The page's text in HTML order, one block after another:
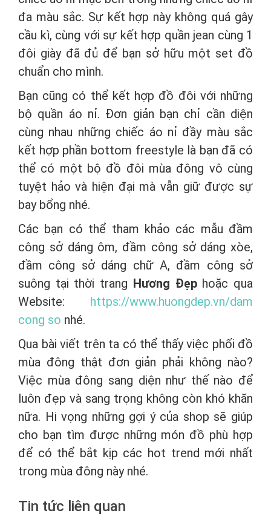
đa màu sắc. Sự kết hợp này không quá gây
cầu kì, cùng với sự kết hợp quần jean cùng 1
đôi giày đã đủ để bạn sở hữu một set đồ
chuẩn cho mình.
Bạn cũng có thể kết hợp đồ đôi với những
bộ quần áo nỉ. Đơn giản bạn chỉ cần diện
cùng nhau những chiếc áo nỉ đầy màu sắc
kết hợp phần bottom freestyle là bạn đã có
thể có một bộ đồ đôi mùa đông vô cùng
tuyệt hảo và hiện đại mà vẫn giữ được sự
bay bổng nhé.
Các bạn có thể tham khảo các mẫu đầm
công sở dáng ôm, đầm công sở dáng xòe,
đầm công sở dáng chữ A, đầm công sở
suông tại thời trang Hương Đẹphoặc qua
Website: https://www.huongdep.vn/dam
cong so nhé.
Qua bài viết trên ta có thể thấy việc phối đồ
mùa đông thật đơn giản phải không nào?
Việc mùa đông sang diện như thế nào để
luôn đẹp và sang trọng không còn khó khăn
nữa. Hi vọng những gợi ý của shop sẽ giúp
cho bạn tìm được những món đồ phù hợp
để có thể bắt kịp các hot trend mới nhất
trong mùa đông này nhé.
Tin tức liên quan